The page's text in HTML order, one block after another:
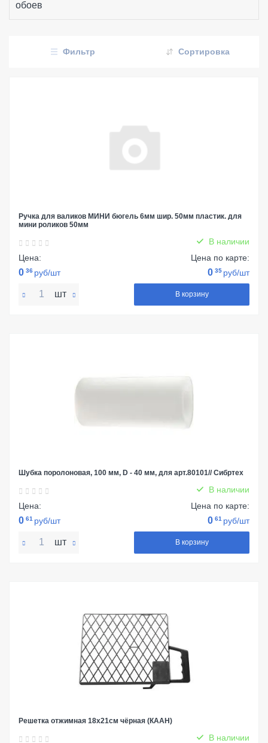
обоев
Фильтр Сортировка
Ручка для валиков МИНИ бюгель 6мм шир. 50мм пластик. для
мини роликов 50мм
В наличии
Цена:
0 36 руб/шт
Цена по карте:
0 35 руб/шт
шт В корзину
Шубка поролоновая, 100 мм, D - 40 мм, для арт.80101// Сибртех
В наличии
Цена:
0 61 руб/шт
Цена по карте:
0 61 руб/шт
шт В корзину
Решетка отжимная 18х21см чёрная (КААН)
В наличии